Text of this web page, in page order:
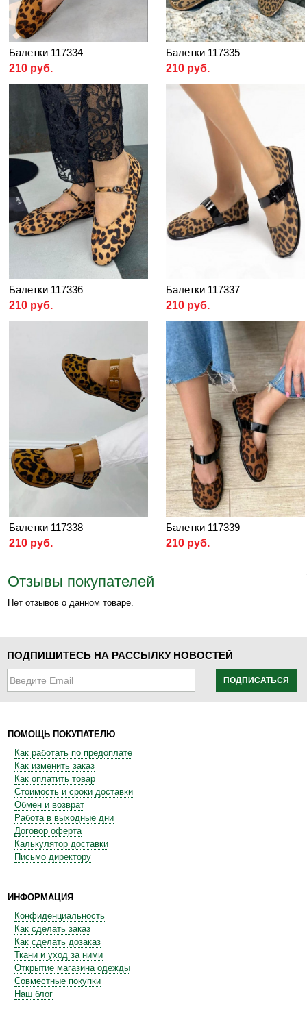
Балетки 117334
210 руб.
Балетки 117335
210 руб.
Балетки 117336
210 руб.
Балетки 117337
210 руб.
Балетки 117338
210 руб.
Балетки 117339
210 руб.
Отзывы покупателей
Нет отзывов о данном товаре.
ПОДПИШИТЕСЬ НА РАССЫЛКУ НОВОСТЕЙ
ПОДПИСАТЬСЯ
ПОМОЩЬ ПОКУПАТЕЛЮ
Как работать по предоплате
Как изменить заказ
Как оплатить товар
Стоимость и сроки доставки
Обмен и возврат
Работа в выходные дни
Договор оферта
Калькулятор доставки
Письмо директору
ИНФОРМАЦИЯ
Конфиденциальность
Как сделать заказ
Как сделать дозаказ
Ткани и уход за ними
Открытие магазина одежды
Совместные покупки
Наш блог